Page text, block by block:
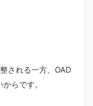
される一方、OAD
らです。